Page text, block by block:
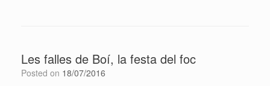
Les falles de Boí, la festa del foc
Posted on 18/07/2016